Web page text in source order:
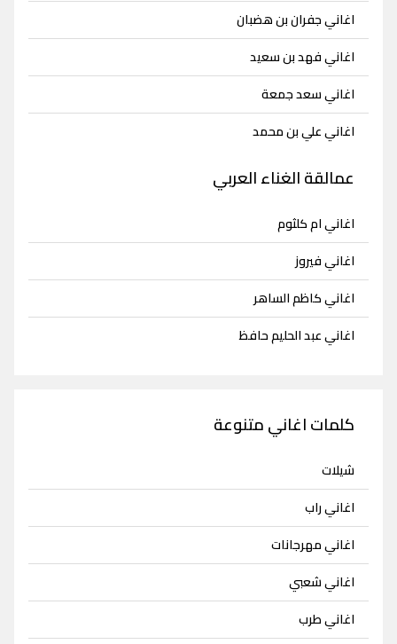
اغاني جفران بن هضبان
اغاني فهد بن سعيد
اغاني سعد جمعة
اغاني علي بن محمد
عمالقة الغناء العربي
اغاني ام كلثوم
اغاني فيروز
اغاني كاظم الساهر
اغاني عبد الحليم حافظ
كلمات اغاني متنوعة
شيلات
اغاني راب
اغاني مهرجانات
اغاني شعبي
اغاني طرب